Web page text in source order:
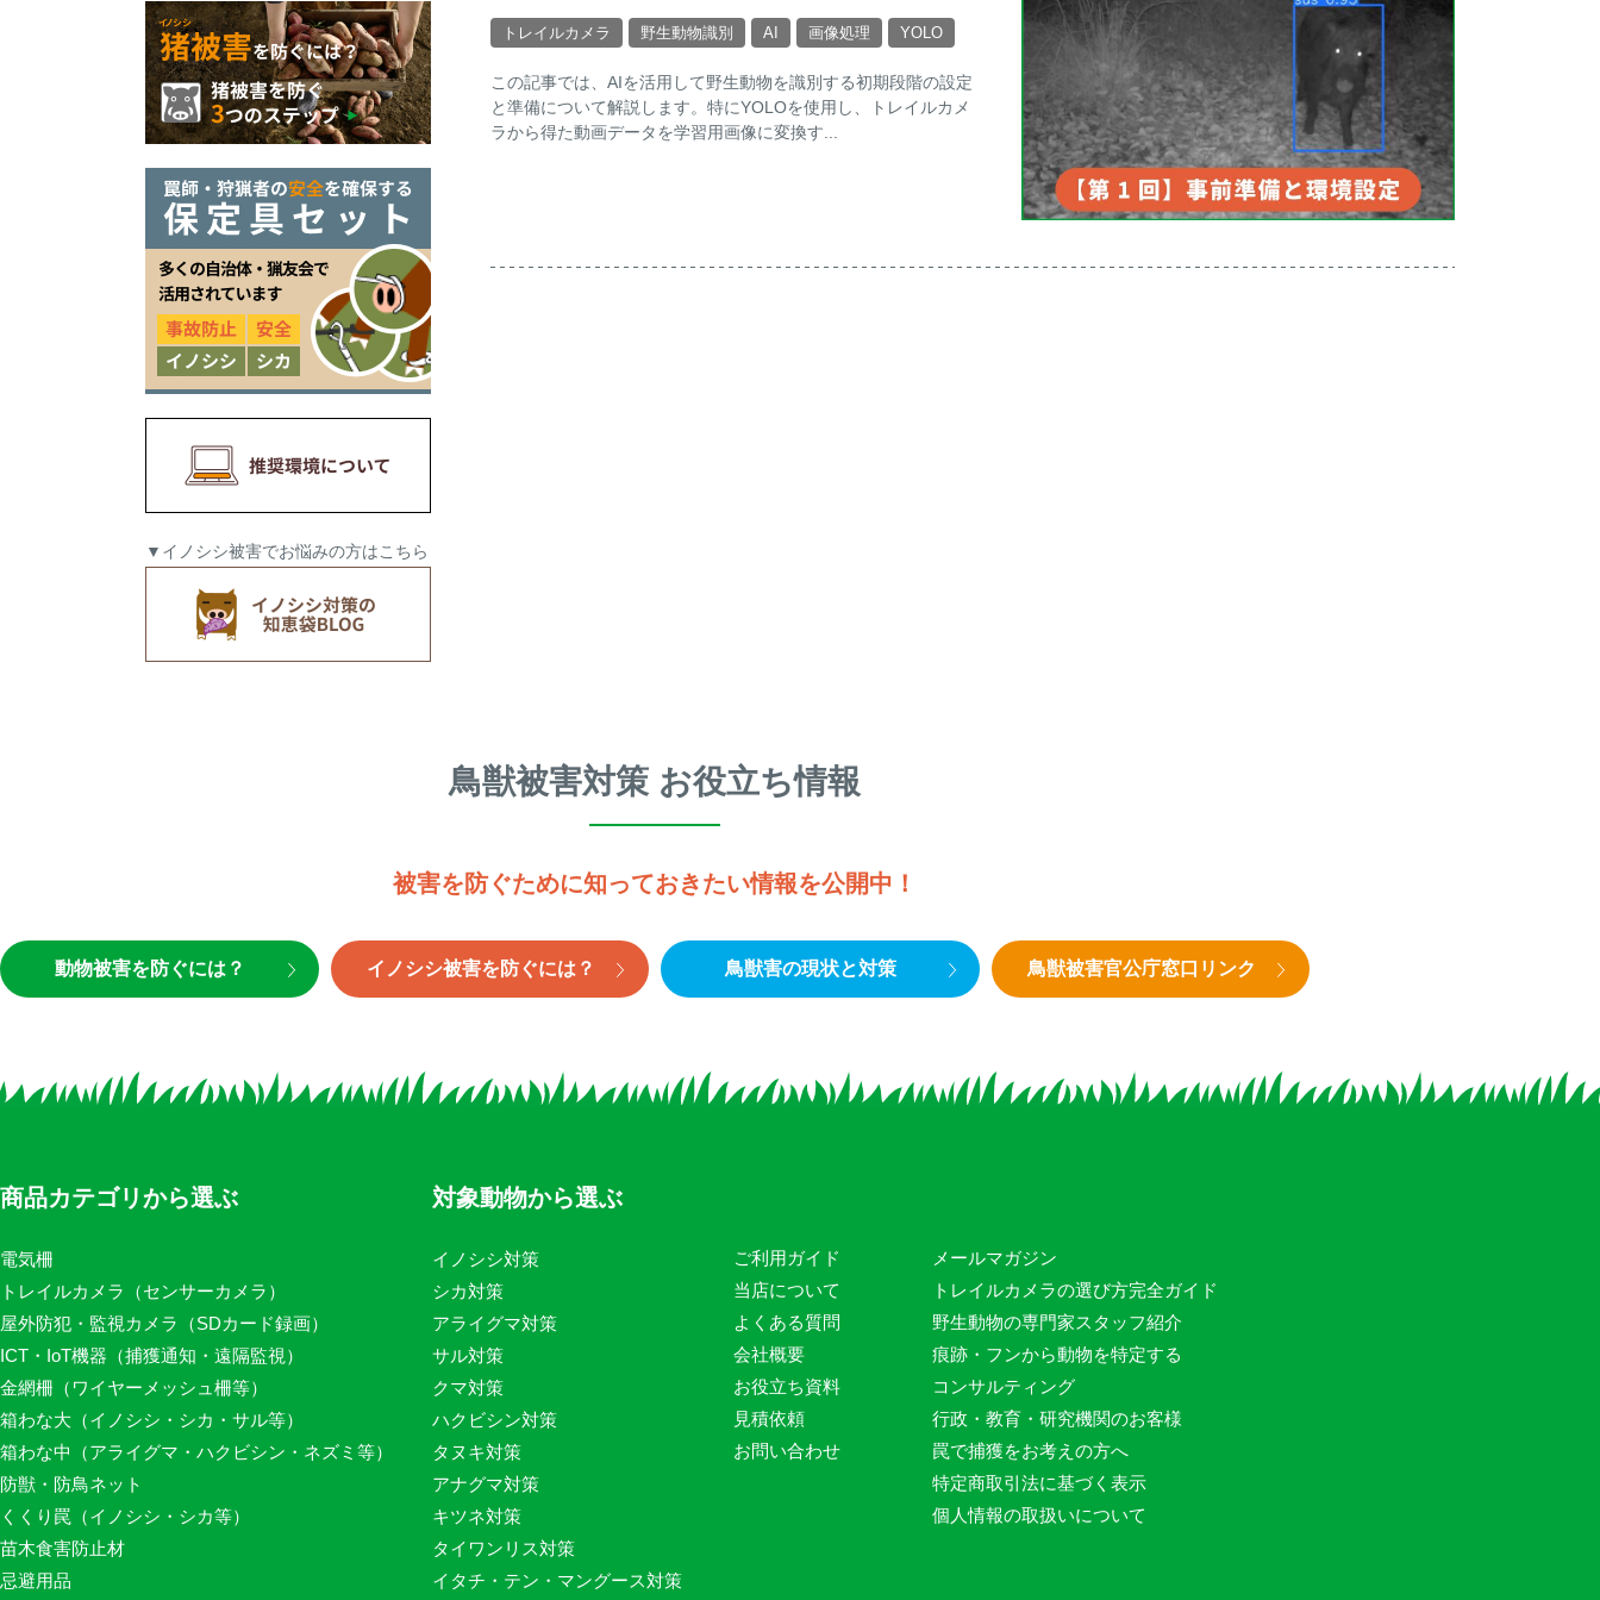
▼イノシシ被害でお悩みの方はこちら
トレイルカメラ 野生動物識別 AI 画像処理 YOLO
この記事では、AIを活用して野生動物を識別する初期段階の設定
と準備について解説します。特にYOLOを使用し、トレイルカメ
ラから得た動画データを学習用画像に変換す...
鳥獣被害対策 お役立ち情報
被害を防ぐために知っておきたい情報を公開中！
動物被害を防ぐには？ イノシシ被害を防ぐには？ 鳥獣害の現状と対策 鳥獣被害官公庁窓口リンク
商品カテゴリから選ぶ
電気柵
トレイルカメラ（センサーカメラ）
屋外防犯・監視カメラ（SDカード録画）
ICT・IoT機器（捕獲通知・遠隔監視）
金網柵（ワイヤーメッシュ柵等）
箱わな大（イノシシ・シカ・サル等）
箱わな中（アライグマ・ハクビシン・ネズミ等）
防獣・防鳥ネット
くくり罠（イノシシ・シカ等）
苗木食害防止材
忌避用品
対象動物から選ぶ
イノシシ対策
シカ対策
アライグマ対策
サル対策
クマ対策
ハクビシン対策
タヌキ対策
アナグマ対策
キツネ対策
タイワンリス対策
イタチ・テン・マングース対策
ご利用ガイド
当店について
よくある質問
会社概要
お役立ち資料
見積依頼
お問い合わせ
メールマガジン
トレイルカメラの選び方完全ガイド
野生動物の専門家スタッフ紹介
痕跡・フンから動物を特定する
コンサルティング
行政・教育・研究機関のお客様
罠で捕獲をお考えの方へ
特定商取引法に基づく表示
個人情報の取扱いについて